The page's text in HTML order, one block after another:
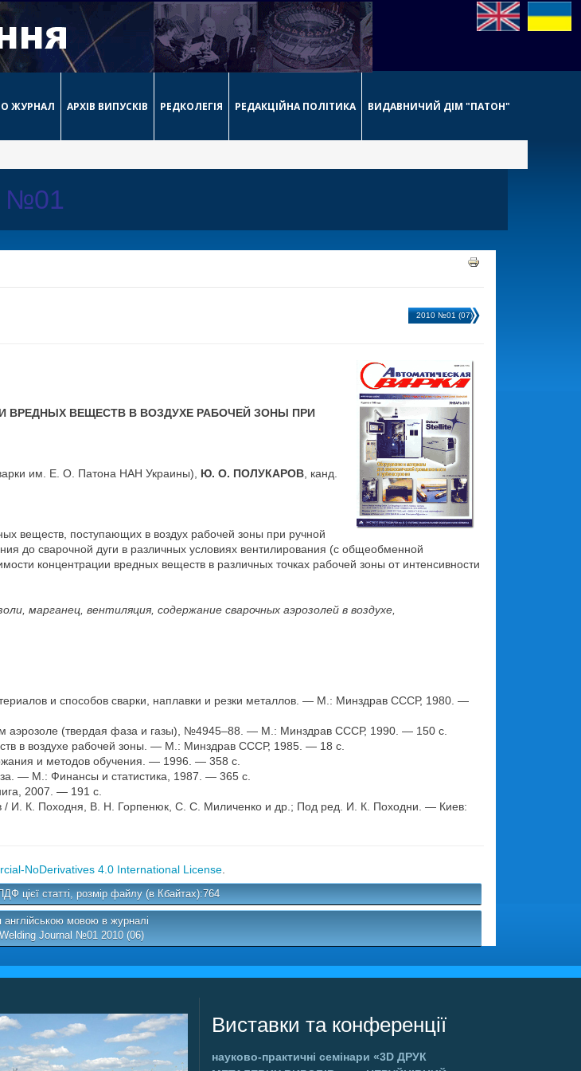
ЖУРНАЛ АРХІВ ВИПУСКІВ РЕДКОЛЕГІЯ РЕДАКЦІЙНА ПОЛІТИКА ВИДАВНИЧИЙ ДІМ "ПАТОН"
№01
2010 №01 (07)
ВРЕДНЫХ ВЕЩЕСТВ В ВОЗДУХЕ РАБОЧЕЙ ЗОНЫ ПРИ
им. Е. О. Патона НАН Украины), Ю. О. ПОЛУКАРОВ , канд.
веществ, поступающих в воздух рабочей зоны при ручной
до сварочной дуги в различных условиях вентилирования (с общеобменной
концентрации вредных веществ в различных точках рабочей зоны от интенсивности
марганец, вентиляция, содержание сварочных аэрозолей в воздухе,
и способов сварки, наплавки и резки металлов. — М.: Минздрав СССР, 1980. —
аэрозоле (твердая фаза и газы), №4945–88. — М.: Минздрав СССР, 1990. — 150 с.
в воздухе рабочей зоны. — М.: Минздрав СССР, 1985. — 18 с.
и методов обучения. — 1996. — 358 с.
— М.: Финансы и статистика, 1987. — 365 с.
2007. — 191 с.
/ И. К. Походня, В. Н. Горпенюк, С. С. Миличенко и др.; Под ред. И. К. Походни. — Киев:
NoDerivatives 4.0 International License
цієї статті, розмір файлу (в Кбайтах):764
англійською мовою в журналі
Journal №01 2010 (06)
Виставки та конференції
науково-практичні семінари«3D ДРУК